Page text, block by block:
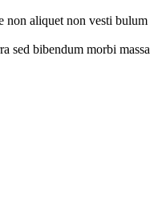
non aliquet non vesti bulum
sed bibendum morbi massa